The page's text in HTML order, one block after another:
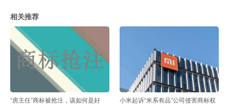
相关推荐
“房主任”商标被抢注，该如何是好 小米起诉“米系有品”公司侵害商标权